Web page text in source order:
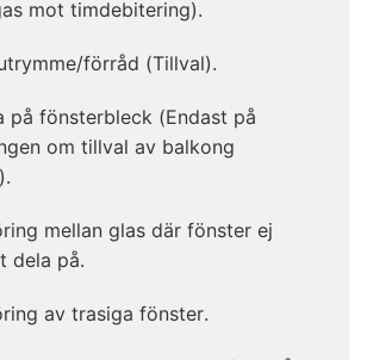
mot timdebitering).
förråd (Tillval).
på fönsterbleck (Endast på
om tillval av balkong
mellan glas där fönster ej
dela på.
av trasiga fönster.